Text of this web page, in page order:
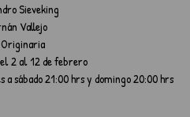
Sieveking
Vallejo
Originaria
2 al 12 de febrero
a sábado 21:00 hrs y domingo 20:00 hrs